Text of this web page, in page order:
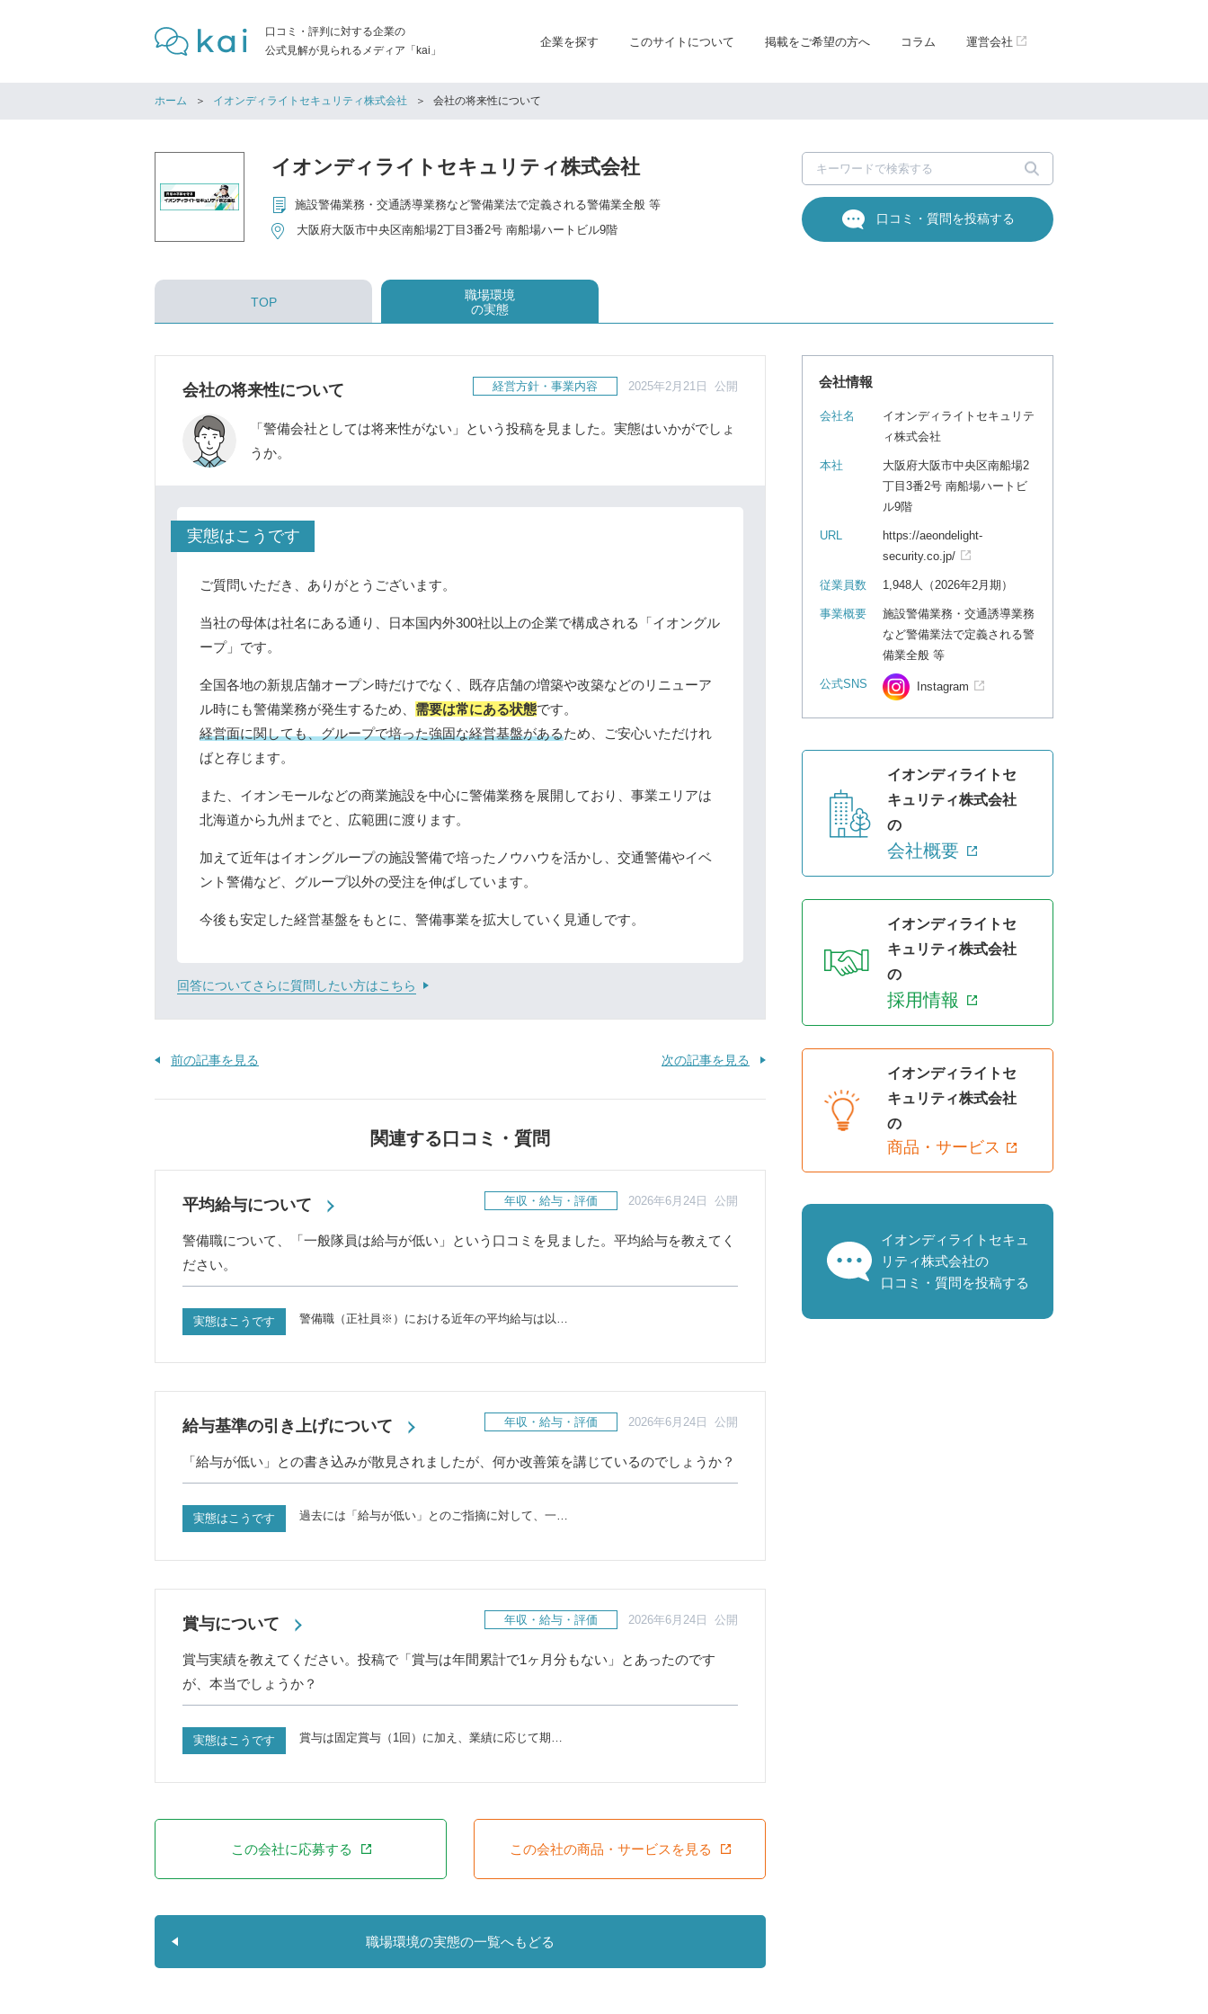
口コミ・評判に対する企業の
公式見解が見られるメディア「kai」
企業を探す このサイトについて 掲載をご希望の方へ コラム 運営会社
ホーム イオンディライトセキュリティ株式会社 会社の将来性について
イオンディライトセキュリティ株式会社
施設警備業務・交通誘導業務など警備業法で定義される警備業全般 等
大阪府大阪市中央区南船場2丁目3番2号 南船場ハートビル9階
口コミ・質問を投稿する
TOP
職場環境
の実態
会社の将来性について 経営方針・事業内容 2025年2月21日 公開
「警備会社としては将来性がない」という投稿を見ました。実態はいかがでしょ
うか。
実態はこうです
ご質問いただき、ありがとうございます。
当社の母体は社名にある通り、日本国内外300社以上の企業で構成される「イオングル
ープ」です。
全国各地の新規店舗オープン時だけでなく、既存店舗の増築や改築などのリニューア
ル時にも警備業務が発生するため、 需要は常にある状態です。
経営面に関しても、グループで培った強固な経営基盤があるため、ご安心いただけれ
ばと存じます。
また、イオンモールなどの商業施設を中心に警備業務を展開しており、事業エリアは
北海道から九州までと、広範囲に渡ります。
加えて近年はイオングループの施設警備で培ったノウハウを活かし、交通警備やイベ
ント警備など、グループ以外の受注を伸ばしています。
今後も安定した経営基盤をもとに、警備事業を拡大していく見通しです。
回答についてさらに質問したい方はこちら
前の記事を見る 次の記事を見る
関連する口コミ・質問
平均給与について 年収・給与・評価 2026年6月24日 公開
警備職について、「一般隊員は給与が低い」という口コミを見ました。平均給与を教えてく
ださい。
実態はこうです 警備職（正社員※）における近年の平均給与は以…
給与基準の引き上げについて 年収・給与・評価 2026年6月24日 公開
「給与が低い」との書き込みが散見されましたが、何か改善策を講じているのでしょうか？
実態はこうです 過去には「給与が低い」とのご指摘に対して、一…
賞与について 年収・給与・評価 2026年6月24日 公開
賞与実績を教えてください。投稿で「賞与は年間累計で1ヶ月分もない」とあったのです
が、本当でしょうか？
実態はこうです 賞与は固定賞与（1回）に加え、業績に応じて期…
この会社に応募する この会社の商品・サービスを見る
職場環境の実態の一覧へもどる
会社情報
会社名
イオンディライトセキュリテ
ィ株式会社
本社
大阪府大阪市中央区南船場2
丁目3番2号 南船場ハートビ
ル9階
URL
https://aeondelight-
security.co.jp/
従業員数 1,948人（2026年2月期）
事業概要
施設警備業務・交通誘導業務
など警備業法で定義される警
備業全般 等
公式SNS Instagram
イオンディライトセ
キュリティ株式会社
の
会社概要
イオンディライトセ
キュリティ株式会社
の
採用情報
イオンディライトセ
キュリティ株式会社
の
商品・サービス
イオンディライトセキュ
リティ株式会社の
口コミ・質問を投稿する